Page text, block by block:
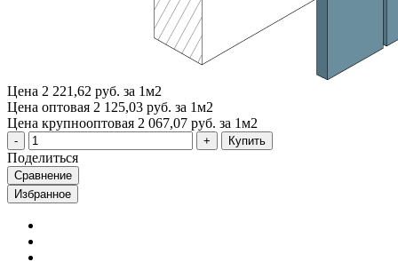
Цена 2 221,62 руб. за 1м2
Цена оптовая 2 125,03 руб. за 1м2
Цена крупнооптовая 2 067,07 руб. за 1м2
Купить
Поделиться
Сравнение
Избранное